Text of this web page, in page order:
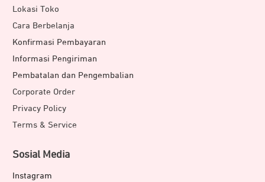
Lokasi Toko
Cara Berbelanja
Konfirmasi Pembayaran
Informasi Pengiriman
Pembatalan dan Pengembalian
Corporate Order
Privacy Policy
Terms & Service
Sosial Media
Instagram